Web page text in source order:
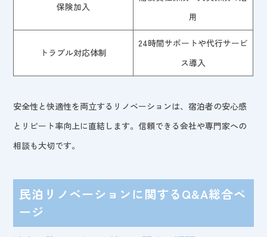
保険加入
用
トラブル対応体制
24時間サポートや代行サービ
ス導入
安全性と快適性を両立するリノベーションは、宿泊者の安心感
とリピート率向上に直結します。信頼できる会社や専門家への
相談も大切です。
民泊リノベーションに関するQ&A総合ペ
ージ